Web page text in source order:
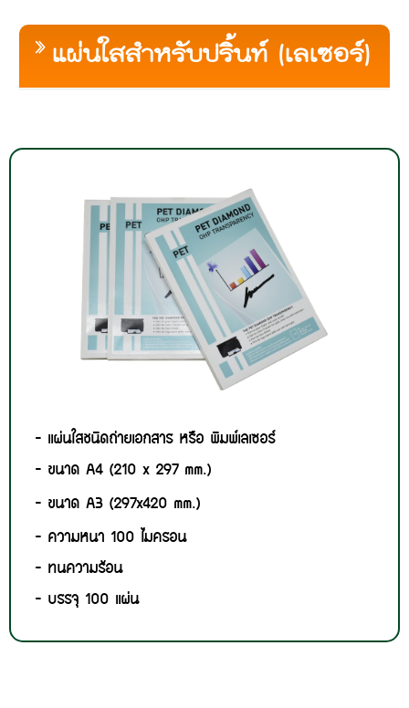
แผ่นใสสำหรับปริ้นท์ (เลเซอร์)
- แผ่นใสชนิดถ่ายเอกสาร หรือ พิมพ์เลเซอร์
- ขนาด A4 (210 x 297 mm.)
- ขนาด A3 (297x420 mm.)
- ความหนา 100 ไมครอน
- ทนความร้อน
- บรรจุ 100 แผ่น